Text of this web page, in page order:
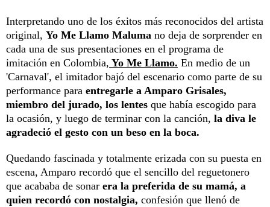
Interpretando uno de los éxitos más reconocidos del artista
original, Yo Me Llamo Maluma no deja de sorprender en
cada una de sus presentaciones en el programa de
imitación en Colombia, Yo Me Llamo. En medio de un
'Carnaval', el imitador bajó del escenario como parte de su
performance para entregarle a Amparo Grisales,
miembro del jurado, los lentes que había escogido para
la ocasión, y luego de terminar con la canción, la diva le
agradeció el gesto con un beso en la boca.
Quedando fascinada y totalmente erizada con su puesta en
escena, Amparo recordó que el sencillo del reguetonero
que acababa de sonar era la preferida de su mamá, a
quien recordó con nostalgia, confesión que llenó de